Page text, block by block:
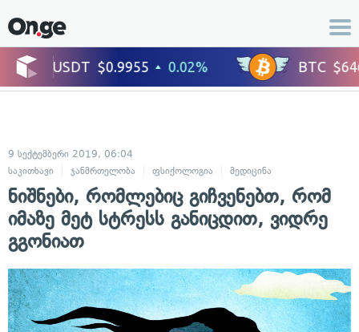
9 სექტემბერი 2019, 06:04
საკითხავი
ჯანმრთელობა ფსიქოლოგია მედიცინა
ნიშნები, რომლებიც გიჩვენებთ, რომ
იმაზე მეტ სტრესს განიცდით, ვიდრე
გგონიათ